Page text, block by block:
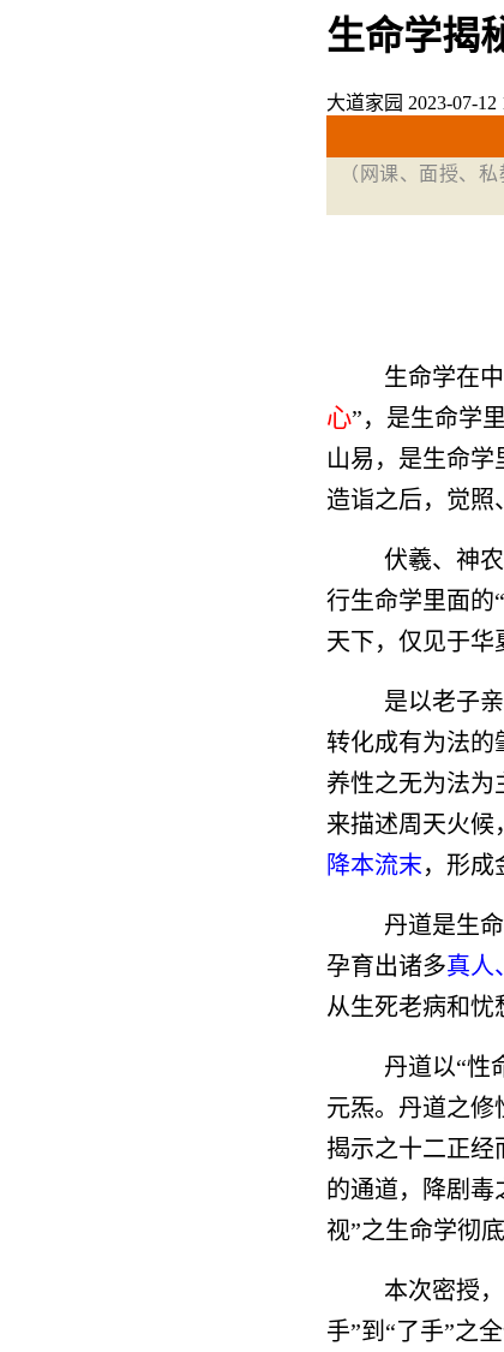
生命学揭
大道家园 2023-07-12
（网课、面授、
生命学在
心”，是生命学
山易，是生命
造诣之后，觉照
伏羲、神
行生命学里面的“
天下，仅见于华
是以老子
转化成有为法的
养性之无为法
来描述周天火候
降本流末，形成
丹道是生
孕育出诸多真人
从生死老病和忧
丹道以“性
元炁。丹道之修
揭示之十二正经
的通道，降剧毒
视”之生命学彻底
本次密授
手”到“了手”之全